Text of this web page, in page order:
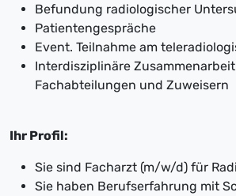
Befundung radiologischer
Patientengespräche
Event. Teilnahme am
Interdisziplinäre
Fachabteilungen und Zuweisern
Ihr Profil:
Sie sind Facharzt (m/w/d) für
Sie haben Berufserfahrung mit